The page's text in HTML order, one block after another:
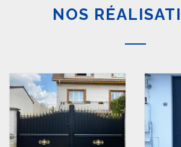
NOS